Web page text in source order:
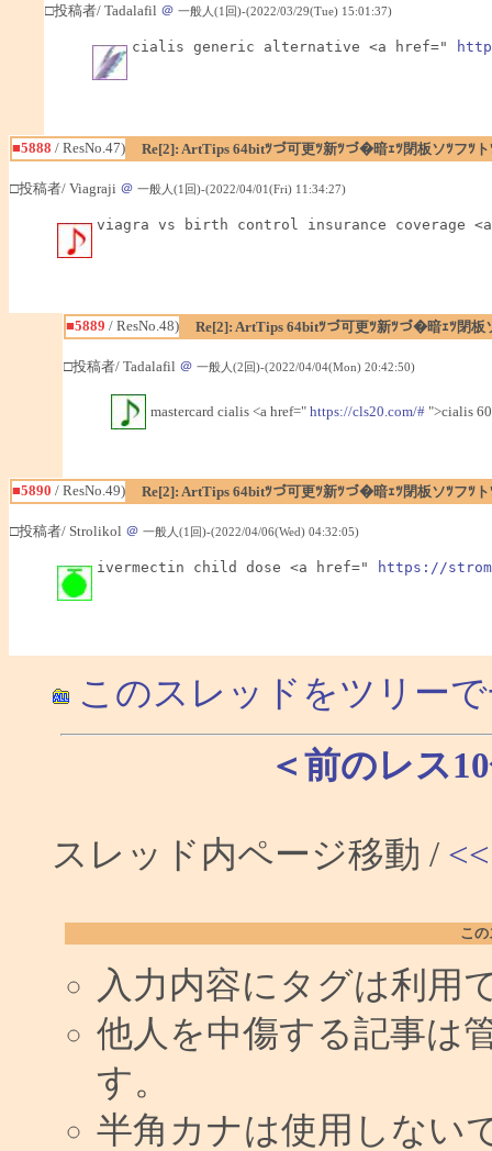
□投稿者/ Tadalafil ＠ 一般人(1回)-(2022/03/29(Tue) 15:01:37)
cialis generic alternative <a href="
■5888 / ResNo.47) Re[2]: ArtTips 64bitﾂづ可更ﾂ新ﾂづ�暗ｪﾂ閉板ソﾂフﾂ
□投稿者/ Viagraji ＠ 一般人(1回)-(2022/04/01(Fri) 11:34:27)
viagra vs birth control insurance coverage
■5889 / ResNo.48) Re[2]: ArtTips 64bitﾂづ可更ﾂ新ﾂづ�暗ｪﾂ閉
□投稿者/ Tadalafil ＠ 一般人(2回)-(2022/04/04(Mon) 20:42:50)
mastercard cialis <a href=" https://cls20.com/#">cialis 60
■5890 / ResNo.49) Re[2]: ArtTips 64bitﾂづ可更ﾂ新ﾂづ�暗ｪﾂ閉板ソﾂフﾂ
□投稿者/ Strolikol ＠ 一般人(1回)-(2022/04/06(Wed) 04:32:05)
ivermectin child dose <a href=" https://
このスレッドをツリー
＜前のレス
スレッド内ページ移動 / <<
こ
入力内容にタグは利用
他人を中傷する記事は
す。
半角カナは使用しない